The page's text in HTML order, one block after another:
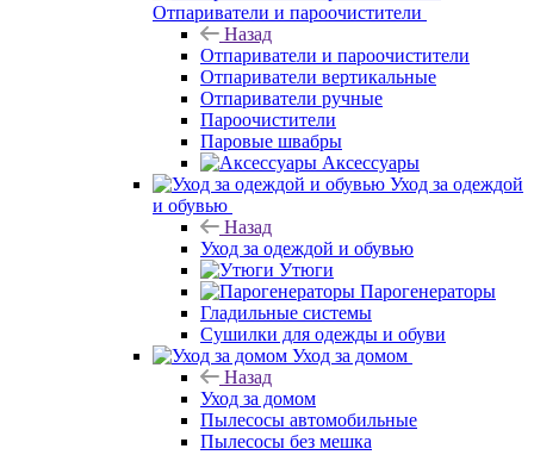
Отпариватели и пароочистители
Назад
Отпариватели и пароочистители
Отпариватели вертикальные
Отпариватели ручные
Пароочистители
Паровые швабры
Аксессуары
Уход за одеждой
и обувью
Назад
Уход за одеждой и обувью
Утюги
Парогенераторы
Гладильные системы
Сушилки для одежды и обуви
Уход за домом
Назад
Уход за домом
Пылесосы автомобильные
Пылесосы без мешка